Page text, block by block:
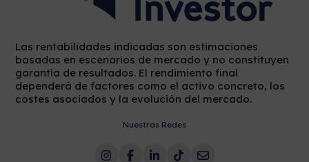
Las rentabilidades indicadas son estimaciones
basadas en escenarios de mercado y no constituyen
garantía de resultados. El rendimiento final
dependerá de factores como el activo concreto, los
costes asociados y la evolución del mercado.
Nuestras Redes